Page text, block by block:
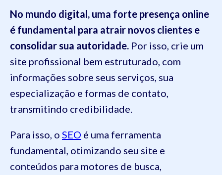
No mundo digital, uma forte presença online
é fundamental para atrair novos clientes e
consolidar sua autoridade. Por isso, crie um
site profissional bem estruturado, com
informações sobre seus serviços, sua
especialização e formas de contato,
transmitindo credibilidade.
Para isso, o SEO é uma ferramenta
fundamental, otimizando seu site e
conteúdos para motores de busca,